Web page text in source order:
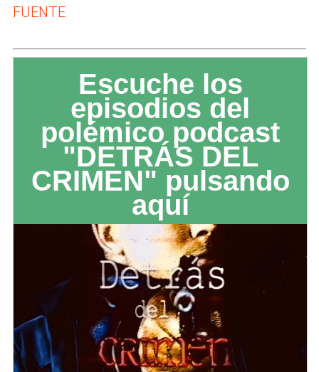
FUENTE
Escuche los
episodios del
polémico podcast
"DETRÁS DEL
CRIMEN" pulsando
aquí